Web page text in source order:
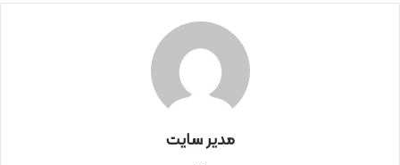
مدیر سایت